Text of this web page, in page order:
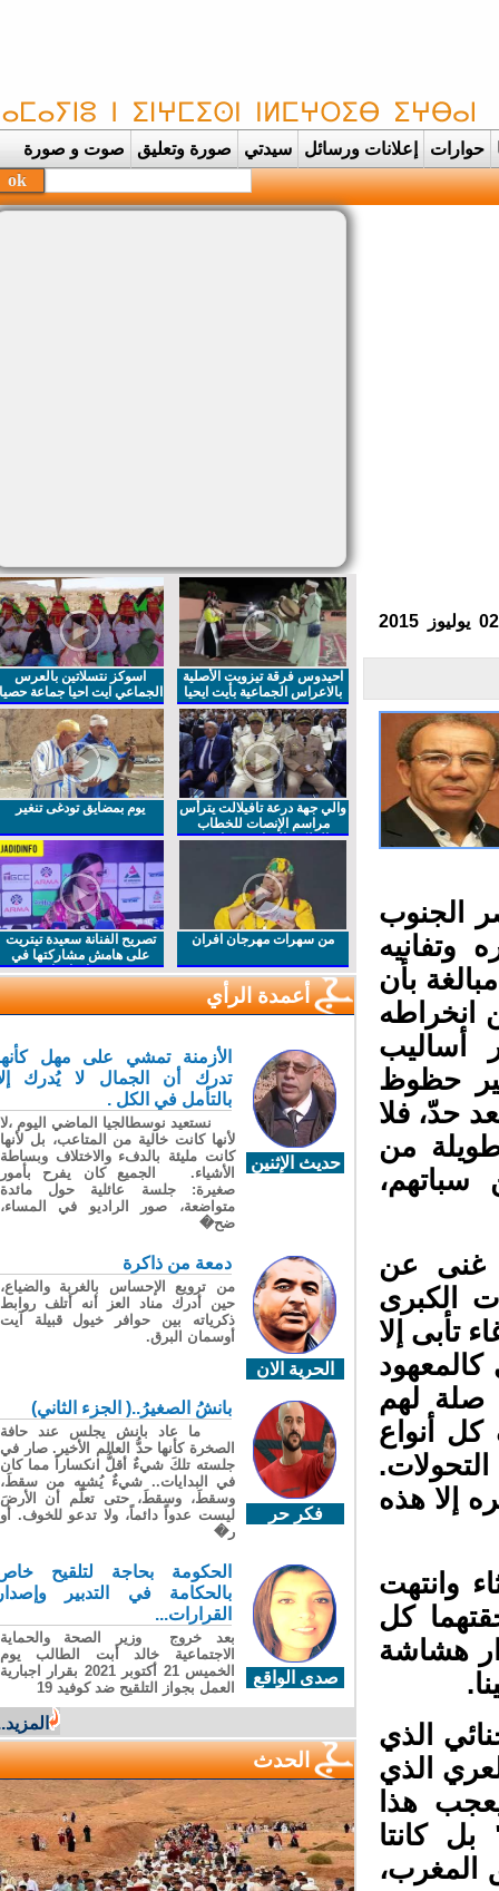
حوارات إعلانات ورسائل سيدتي صورة وتعليق صوت و صورة
الجنوب
بأن
أساليب
حظوظ
حدّ، فلا
من
غنى عن
الكبرى
تأبى إلا
صلة لهم
أنواع
إلا هذه
وانتهت
كل
هشاشة
الذي
الذي
هذا
كانتا
احيدوس فرقة تيزويت الأصلية
بالاعراس الجماعية بأيت ايحيا
اسوكز نتسلاتين بالعرس
الجماعي ايت احيا جماعة حصيا
والي جهة درعة تافيلالت يترأس
مراسم الإنصات للخطاب
الملكي السامي بمناسبة
يوم بمضايق تودغى تنغير
من سهرات مهرجان افران
تصريح الفنانة سعيدة تيتريت
على هامش مشاركتها في
مهرجان افران
أعمدة الرأي
حديث الإثنين
الأزمنة تمشي على مهل كأنها
تدرك أن الجمال لا يُدرك إلا
بالتأمل في الكل .
نستعيد نوسطالجيا الماضي اليوم ،لا
لأنها كانت خالية من المتاعب، بل لأنها
كانت مليئة بالدفء والاختلاف وبساطة
الأشياء. الجميع كان يفرح بأمور
صغيرة: جلسة عائلية حول مائدة
متواضعة، صور الراديو في المساء،
ضح�
الحرية الان
دمعة من ذاكرة
من ترويع الإحساس بالغربة والضياع،
حين أدرك مناد العز أنه أتلف روابط
ذكرياته بين حوافر خيول قبيلة آيت
أوسمان البرق.
فكر حر
بانشُ الصغيرُ..( الجزء الثاني)
ما عاد بانش يجلس عند حافة
الصخرة كأنها حدُّ العالم الأخير. صار في
جلسته تلكَ شيءٌ أقلُّ انكساراً مما كان
في البدايات.. شيءٌ يُشبِه من سقطَ،
وسقطَ، وسقطَ، حتى تعلّم أن الأرضَ
ليست عدواً دائماً، ولا تدعو للخوف. أو
ر�
صدى الواقع
الحكومة بحاجة لتلقيح خاص
بالحكامة في التدبير وإصدار
القرارات...
بعد خروج وزير الصحة والحماية
الاجتماعية خالد أبت الطالب يوم
الخميس 21 أكتوبر 2021 بقرار اجبارية
العمل بجواز التلقيح ضد كوفيد 19
المزيد...
الحدث